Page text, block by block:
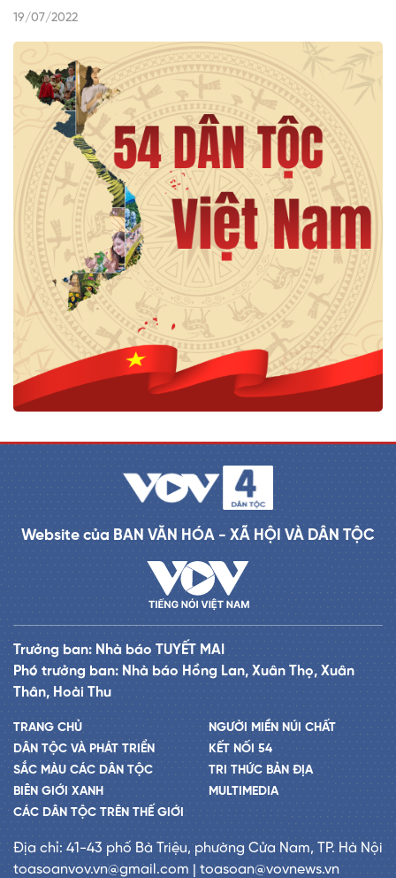
19/07/2022
Website của BAN VĂN HÓA - XÃ HỘI VÀ DÂN TỘC
Trưởng ban: Nhà báo TUYẾT MAI
Phó trưởng ban: Nhà báo Hồng Lan, Xuân Thọ, Xuân
Thân, Hoài Thu
TRANG CHỦ
DÂN TỘC VÀ PHÁT TRIỂN
SẮC MÀU CÁC DÂN TỘC
BIÊN GIỚI XANH
CÁC DÂN TỘC TRÊN THẾ GIỚI
NGƯỜI MIỀN NÚI CHẤT
KẾT NỐI 54
TRI THỨC BẢN ĐỊA
MULTIMEDIA
Địa chỉ: 41-43 phố Bà Triệu, phường Cửa Nam, TP. Hà Nội
toasoanvov.vn@gmail.com | toasoan@vovnews.vn